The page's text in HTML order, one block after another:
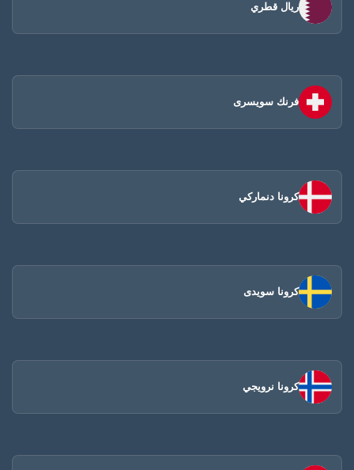
ريال قطري
فرنك سويسرى
كرونا دنماركي
كرونا سويدى
كرونا نرويجي